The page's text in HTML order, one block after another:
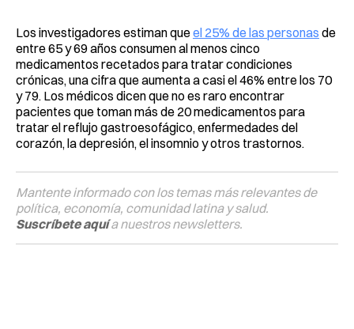
Los investigadores estiman queel 25% de las personas de
entre 65 y 69 años consumen al menos cinco
medicamentos recetados para tratar condiciones
crónicas, una cifra que aumenta a casi el 46% entre los 70
y 79. Los médicos dicen que no es raro encontrar
pacientes que toman más de 20 medicamentos para
tratar el reflujo gastroesofágico, enfermedades del
corazón, la depresión, el insomnio y otros trastornos.
Mantente informado con los temas más relevantes de
política, economía, comunidad latina y salud.
Suscríbete aquía nuestros newsletters.